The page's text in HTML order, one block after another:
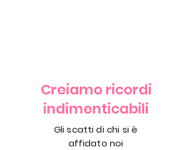
Creiamo ricordi
indimenticabili
Gli scatti di chi si è
affidato noi